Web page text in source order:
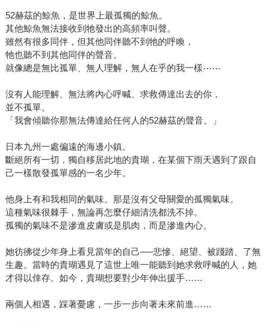
52赫茲的鯨魚，是世界上最孤獨的鯨魚。
其他鯨魚無法接收到牠發出的高頻率叫聲。
雖然有很多同伴，但其他同伴聽不到牠的呼喚，
牠也聽不到其他同伴的聲音。
就像總是無比孤單、無人理解，無人在乎的我一樣⋯⋯
沒有人能理解、無法將內心呼喊、求救傳達出去的你，
並不孤單。
「我會傾聽你那無法傳達給任何人的52赫茲的聲音。」
日本九州一處偏遠的海邊小鎮。
斷絕所有一切，獨自移居此地的貴瑚，在某個下雨天遇到了跟自
己一樣散發孤單感的一名少年。
他身上有和我相同的氣味。那是沒有父母關愛的孤獨氣味。
這種氣味很棘手，無論再怎麼仔細清洗都洗不掉。
孤獨的氣味不是滲進皮膚或是肌肉，而是滲進內心。
她彷彿從少年身上看見當年的自己──悲慘、絕望、被踐踏、了無
生趣。當時的貴瑚遇見了這世上唯一能聽到她求救呼喊的人，她
才得以倖存。如今，貴瑚想要對少年伸出援手……
兩個人相遇，踩著憂慮，一步一步向著未來前進……